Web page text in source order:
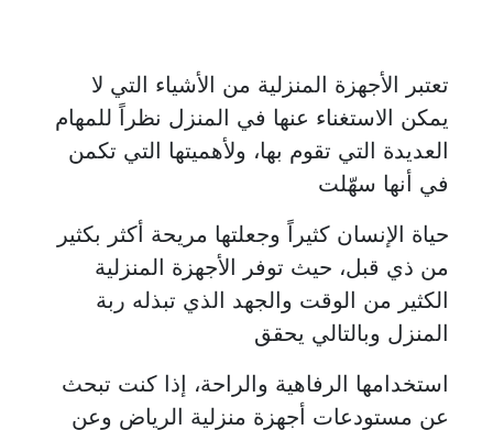
تعتبر الأجهزة المنزلية من الأشياء التي لا
يمكن الاستغناء عنها في المنزل نظراً للمهام
العديدة التي تقوم بها، ولأهميتها التي تكمن
في أنها سهّلت
حياة الإنسان كثيراً وجعلتها مريحة أكثر بكثير
من ذي قبل، حيث توفر الأجهزة المنزلية
الكثير من الوقت والجهد الذي تبذله ربة
المنزل وبالتالي يحقق
استخدامها الرفاهية والراحة، إذا كنت تبحث
عن مستودعات أجهزة منزلية الرياض وعن